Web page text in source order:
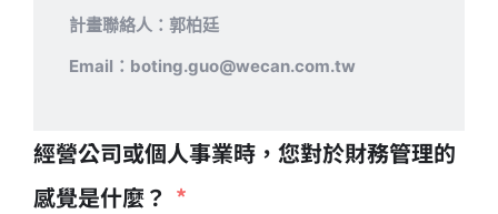
計畫聯絡人：郭柏廷
Email：boting.guo@wecan.com.tw
經營公司或個人事業時，您對於財務管理的
感覺是什麼？